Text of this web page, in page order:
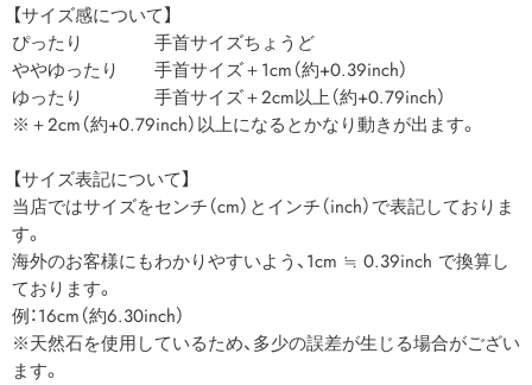
【サイズ感について】
ぴったり 手首サイズちょうど
ややゆったり 手首サイズ＋1cm（約+0.39inch）
ゆったり 手首サイズ＋2cm以上（約+0.79inch）
※＋2cm（約+0.79inch）以上になるとかなり動きが出ます。
【サイズ表記について】
当店ではサイズをセンチ（cm）とインチ（inch）で表記しておりま
す。
海外のお客様にもわかりやすいよう、1cm ≒ 0.39inch で換算し
ております。
例：16cm（約6.30inch）
※天然石を使用しているため、多少の誤差が生じる場合がござい
ます。